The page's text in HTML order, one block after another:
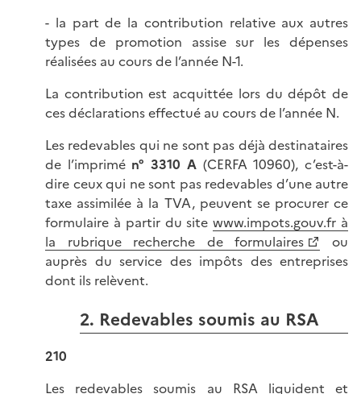
- la part de la contribution relative aux autres
types de promotion assise sur les dépenses
réalisées au cours de l’année N-1.
La contribution est acquittée lors du dépôt de
ces déclarations effectué au cours de l’année N.
Les redevables qui ne sont pas déjà destinataires
de l’imprimé n° 3310 A(CERFA 10960), c’est-à-
dire ceux qui ne sont pas redevables d’une autre
taxe assimilée à la TVA, peuvent se procurer ce
formulaire à partir du sitewww.impots.gouv.fr à
la rubrique recherche de formulaires
ou
auprès du service des impôts des entreprises
dont ils relèvent.
2. Redevables soumis au RSA
210
Les redevables soumis au RSA liquident et